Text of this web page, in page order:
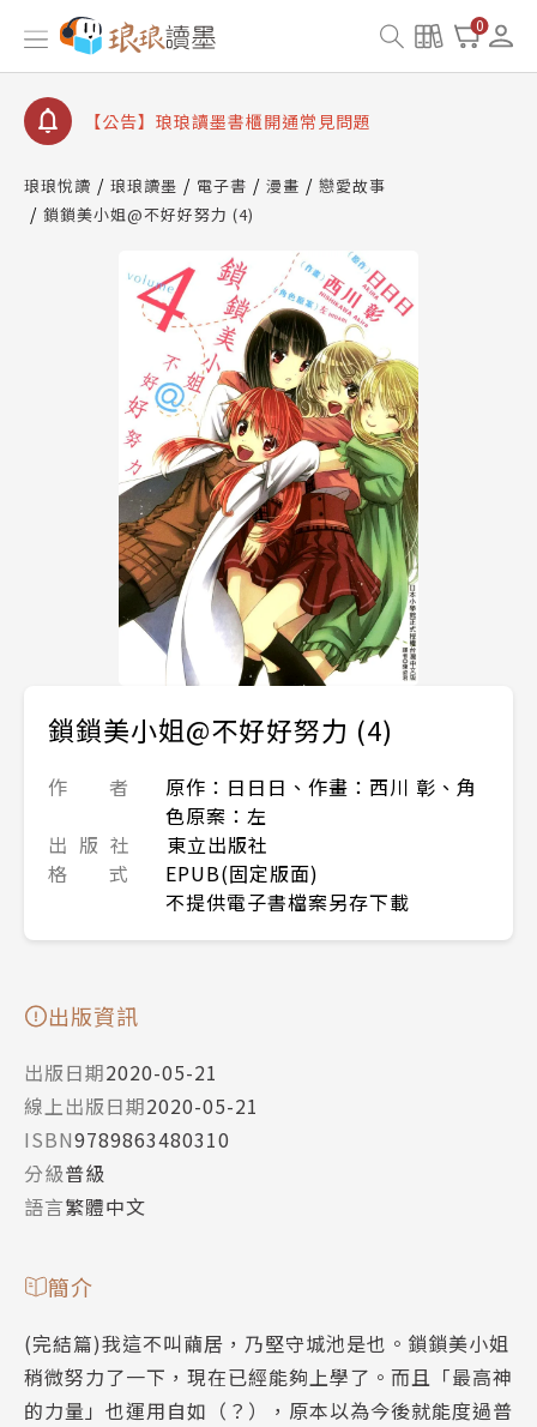
0
【公告】琅琅讀墨數位閱讀資產合併與書櫃開通申請
【公告】琅琅讀墨書櫃開通常見問題
【公告】琅琅讀墨 3 分鐘完成書櫃開通與資產合併申
請圖文教學
查詢
【公告】琅琅讀墨數位閱讀資產合併與書櫃開通申請
琅琅悅讀 琅琅讀墨 電子書 漫畫
戀愛故事
鎖鎖美小姐@不好好努力 (4)
鎖鎖美小姐@不好好努力 (4)
作 者
原作：日日日、作畫：西川 彰、角
色原案：左
出 版 社
東立出版社
格 式
EPUB(固定版面)
不提供電子書檔案另存下載
出版資訊
出版日期2020-05-21
線上出版日期2020-05-21
ISBN9789863480310
分級普級
語言繁體中文
簡介
(完結篇)我這不叫繭居，乃堅守城池是也。鎖鎖美小姐
稍微努力了一下，現在已經能夠上學了。而且「最高神
的力量」也運用自如（？），原本以為今後就能度過普